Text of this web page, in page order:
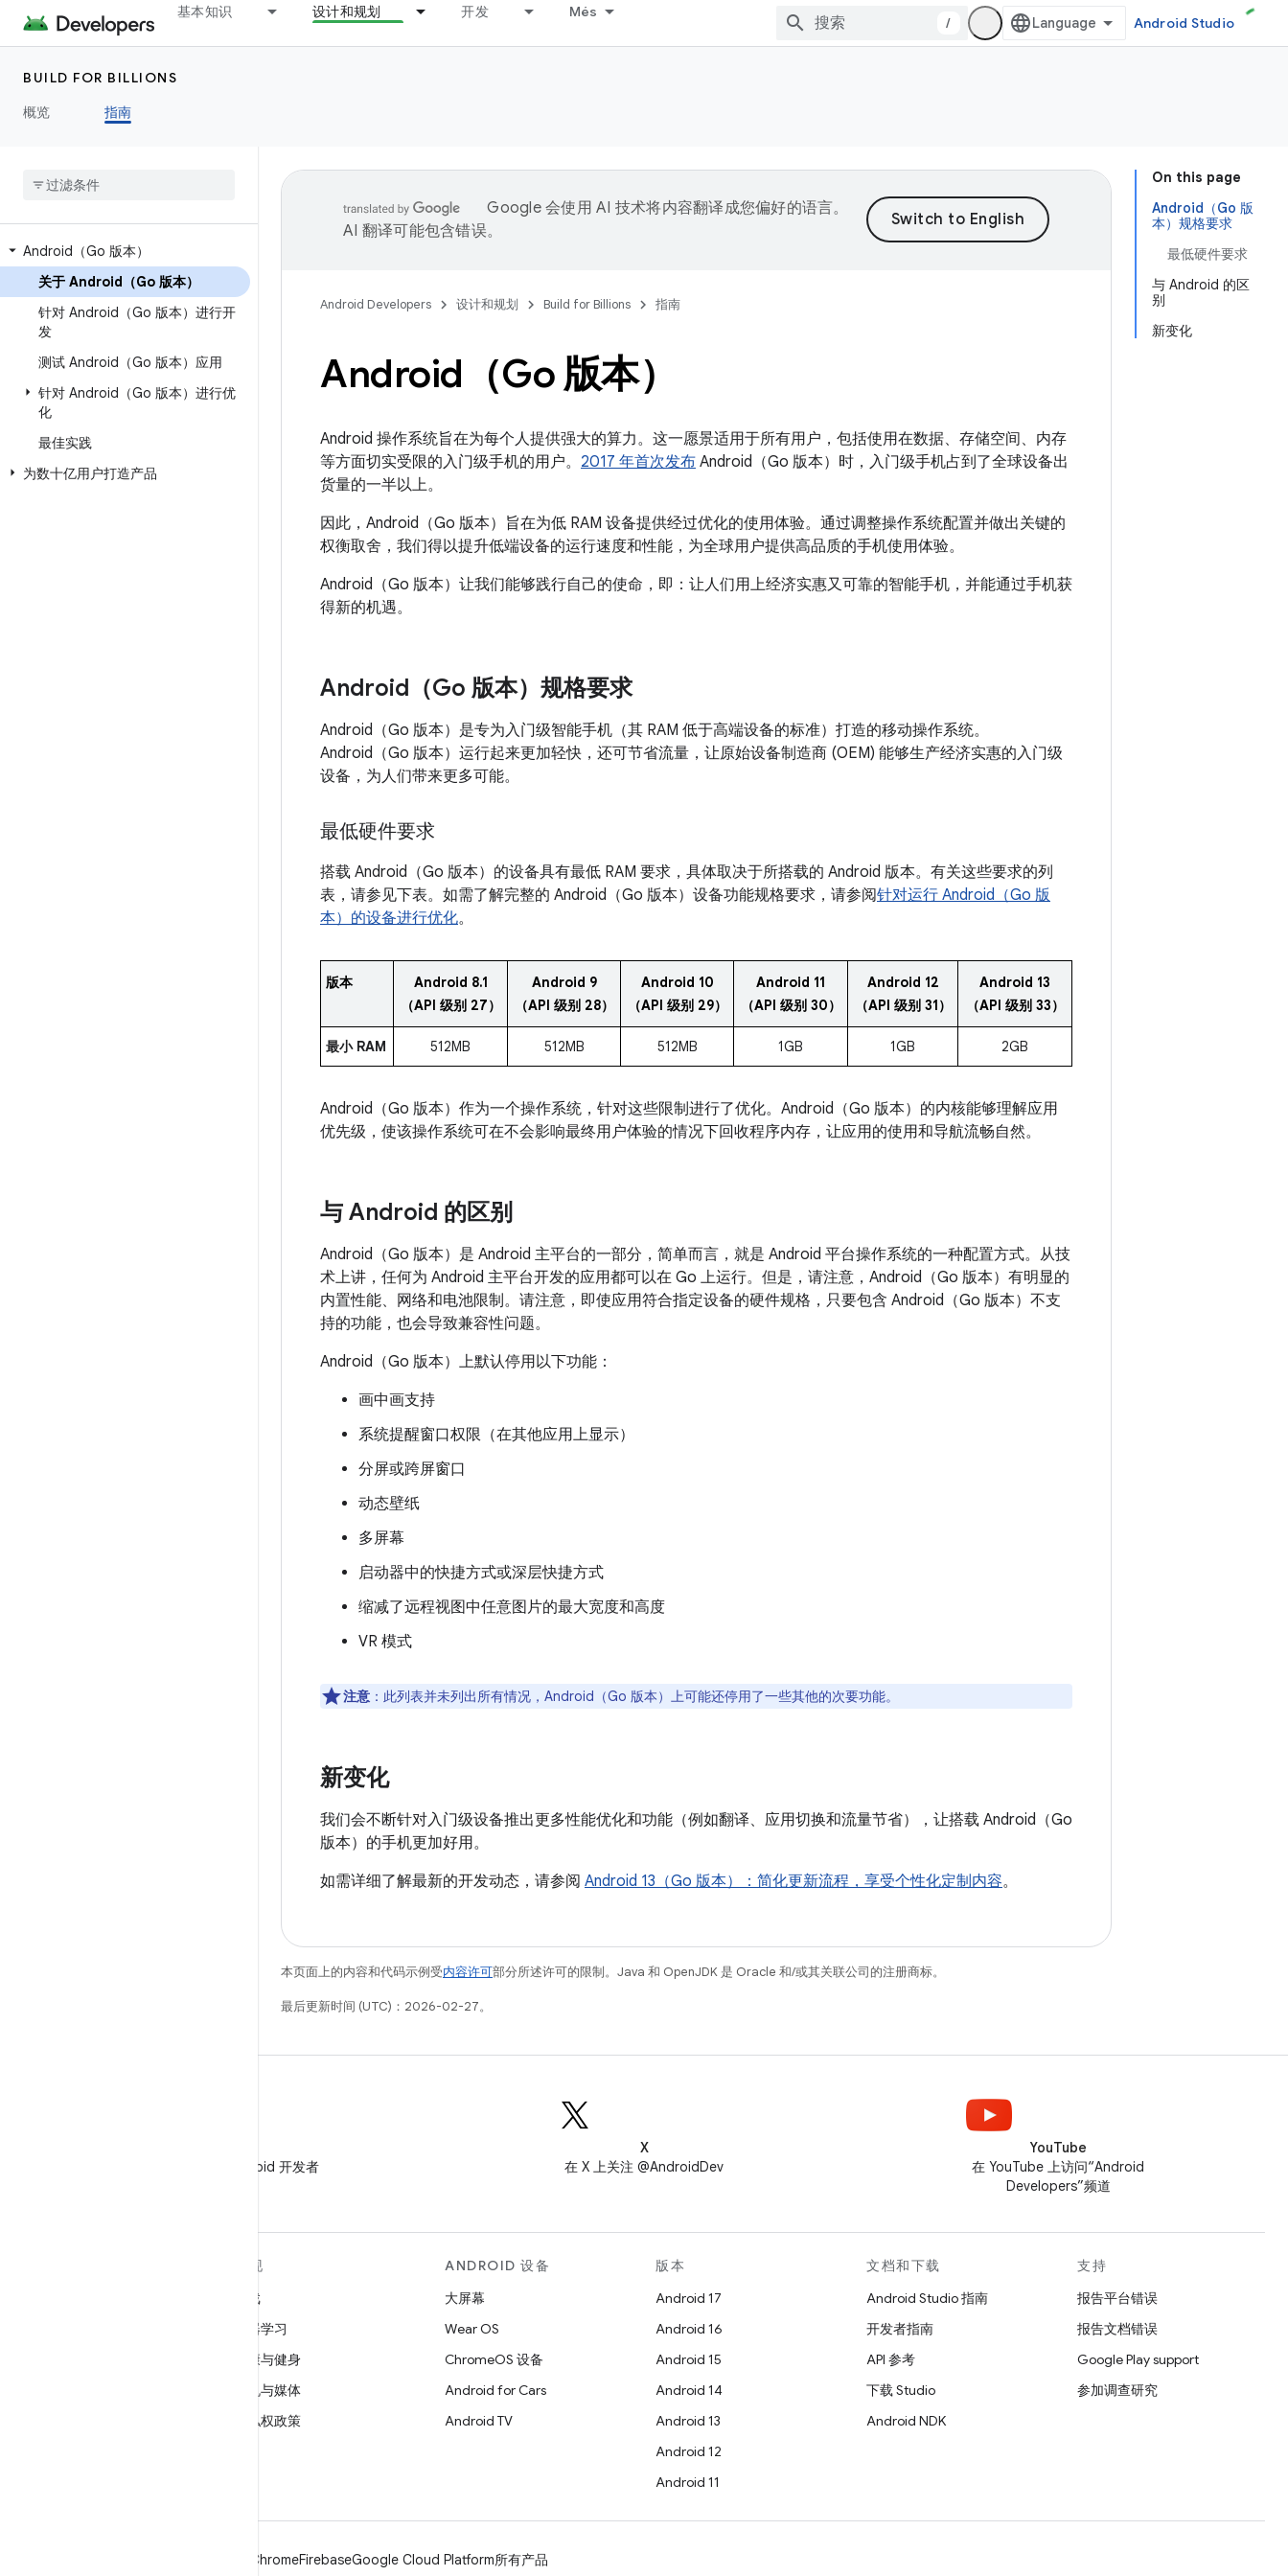
基本知识 设计和规划 开发 Més
/ Android Studio
BUILD FOR BILLIONS
概览
指南
Android（Go 版本）
关于 Android（Go 版本）
针对 Android（Go 版本）进行开
发
测试 Android（Go 版本）应用
针对 Android（Go 版本）进行优
化
最佳实践
为数十亿用户打造产品
On this page
Android（Go 版
本）规格要求
最低硬件要求
与 Android 的区
别
新变化
Google 会使用 AI 技术将内容翻译成您偏好的语言。
AI 翻译可能包含错误。
Android Developers 设计和规划 Build for Billions 指南
Android（Go 版本）
Android 操作系统旨在为每个人提供强大的算力。这一愿景适用于所有用户，包括使用在数据、存储空间、内存
等方面切实受限的入门级手机的用户。 2017 年首次发布 Android（Go 版本）时，入门级手机占到了全球设备出
货量的一半以上。
因此，Android（Go 版本）旨在为低 RAM 设备提供经过优化的使用体验。通过调整操作系统配置并做出关键的
权衡取舍，我们得以提升低端设备的运行速度和性能，为全球用户提供高品质的手机使用体验。
Android（Go 版本）让我们能够践行自己的使命，即：让人们用上经济实惠又可靠的智能手机，并能通过手机获
得新的机遇。
Android（Go 版本）规格要求
Android（Go 版本）是专为入门级智能手机（其 RAM 低于高端设备的标准）打造的移动操作系统。
Android（Go 版本）运行起来更加轻快，还可节省流量，让原始设备制造商 (OEM) 能够生产经济实惠的入门级
设备，为人们带来更多可能。
最低硬件要求
搭载 Android（Go 版本）的设备具有最低 RAM 要求，具体取决于所搭载的 Android 版本。有关这些要求的列
表，请参见下表。如需了解完整的 Android（Go 版本）设备功能规格要求，请参阅针对运行 Android（Go 版
本）的设备进行优化。
版本
Android 8.1
（API 级别 27）
Android 9
（API 级别 28）
Android 10
（API 级别 29）
Android 11
（API 级别 30）
Android 12
（API 级别 31）
Android 13
（API 级别 33）
最小 RAM 512MB 512MB 512MB 1GB 1GB 2GB
Android（Go 版本）作为一个操作系统，针对这些限制进行了优化。Android（Go 版本）的内核能够理解应用
优先级，使该操作系统可在不会影响最终用户体验的情况下回收程序内存，让应用的使用和导航流畅自然。
与 Android 的区别
Android（Go 版本）是 Android 主平台的一部分，简单而言，就是 Android 平台操作系统的一种配置方式。从技
术上讲，任何为 Android 主平台开发的应用都可以在 Go 上运行。但是，请注意，Android（Go 版本）有明显的
内置性能、网络和电池限制。请注意，即使应用符合指定设备的硬件规格，只要包含 Android（Go 版本）不支
持的功能，也会导致兼容性问题。
Android（Go 版本）上默认停用以下功能：
画中画支持
系统提醒窗口权限（在其他应用上显示）
分屏或跨屏窗口
动态壁纸
多屏幕
启动器中的快捷方式或深层快捷方式
缩减了远程视图中任意图片的最大宽度和高度
VR 模式
注意 ：此列表并未列出所有情况，Android（Go 版本）上可能还停用了一些其他的次要功能。
新变化
我们会不断针对入门级设备推出更多性能优化和功能（例如翻译、应用切换和流量节省），让搭载 Android（Go
版本）的手机更加好用。
如需详细了解最新的开发动态，请参阅 Android 13（Go 版本）：简化更新流程，享受个性化定制内容。
本页面上的内容和代码示例受内容许可部分所述许可的限制。Java 和 OpenJDK 是 Oracle 和/或其关联公司的注册商标。
最后更新时间 (UTC)：2026-02-27。
在微信中关注 Android 开发者
X
在 X 上关注 @AndroidDev
YouTube
在 YouTube 上访问“Android
Developers”频道
发现
游戏
机器学习
健康与健身
相机与媒体
隐私权政策
ANDROID 设备
大屏幕
Wear OS
ChromeOS 设备
Android for Cars
Android TV
版本
Android 17
Android 16
Android 15
Android 14
Android 13
Android 12
Android 11
文档和下载
Android Studio 指南
开发者指南
API 参考
下载 Studio
Android NDK
支持
报告平台错误
报告文档错误
Google Play support
参加调查研究
ChromeFirebaseGoogle Cloud Platform所有产品